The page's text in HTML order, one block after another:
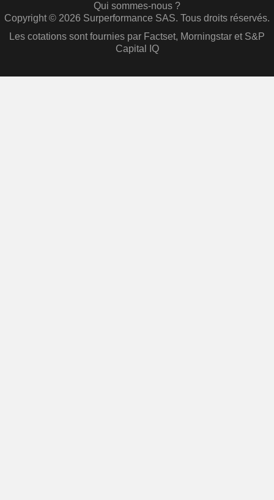
Qui sommes-nous ?
Copyright © 2026 Surperformance SAS. Tous droits réservés.
Les cotations sont fournies par Factset, Morningstar et S&P
Capital IQ